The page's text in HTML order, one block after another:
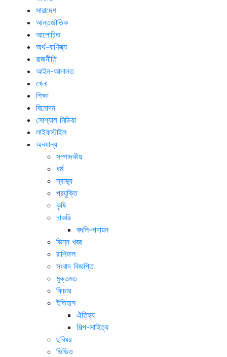
সারাদেশ
আন্তর্জাতিক
আলোচিত
অর্থ-বাণিজ্য
রাজনীতি
আইন-আদালত
খেলা
শিক্ষা
বিনোদন
সোশ্যাল মিডিয়া
লাইফস্টাইল
অন্যান্য
সম্পাদকীয়
ধর্ম
স্বাস্থ্য
প্রযুক্তি
কৃষি
চাকরি
বদলি-পদায়ন
ভিন্ন খবর
রাশিফল
সংবাদ বিজ্ঞপ্তি
মুক্তমত
ফিচার
ইতিহাস
ঐতিহ্য
শিল্প-সাহিত্য
ছবিঘর
ভিডিও